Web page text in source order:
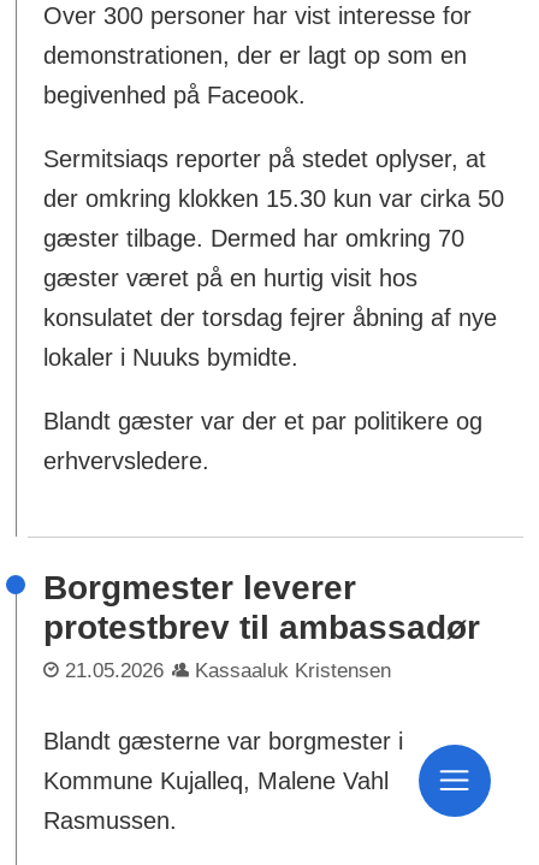
Over 300 personer har vist interesse for
demonstrationen, der er lagt op som en
begivenhed på Faceook.
Sermitsiaqs reporter på stedet oplyser, at
der omkring klokken 15.30 kun var cirka 50
gæster tilbage. Dermed har omkring 70
gæster været på en hurtig visit hos
konsulatet der torsdag fejrer åbning af nye
lokaler i Nuuks bymidte.
Blandt gæster var der et par politikere og
erhvervsledere.
Borgmester leverer
protestbrev til ambassadør
21.05.2026 Kassaaluk Kristensen
Blandt gæsterne var borgmester i
Kommune Kujalleq, Malene Vahl
Rasmussen.